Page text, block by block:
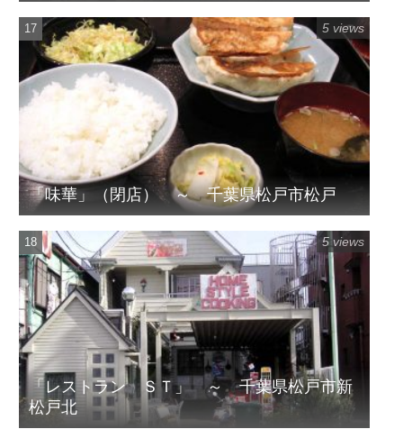
「味華」（閉店） ～ 千葉県松戸市松戸
5 views
「レストラン ＳＴ」 ～ 千葉県松戸市新
松戸北
5 views